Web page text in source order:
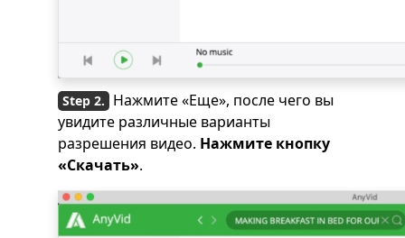
Нажмите «Еще», после чего вы
увидите различные варианты
разрешения видео. Нажмите кнопку
«Скачать».